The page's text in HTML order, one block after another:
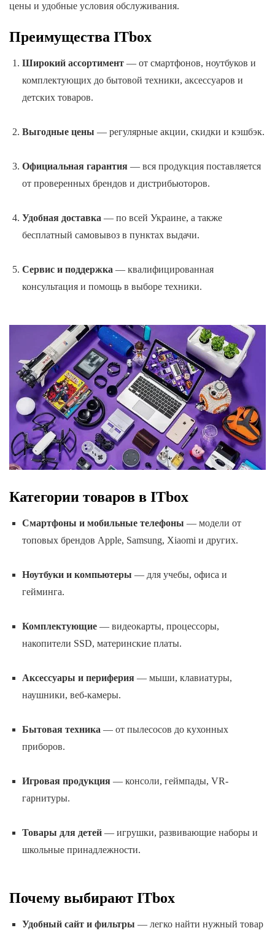
цены и удобные условия обслуживания.
Преимущества ITbox
Широкий ассортимент— от смартфонов, ноутбуков и
комплектующих до бытовой техники, аксессуаров и
детских товаров.
Выгодные цены — регулярные акции, скидки и кэшбэк.
Официальная гарантия— вся продукция поставляется
от проверенных брендов и дистрибьюторов.
Удобная доставка— по всей Украине, а также
бесплатный самовывоз в пунктах выдачи.
Сервис и поддержка— квалифицированная
консультация и помощь в выборе техники.
Категории товаров в ITbox
Смартфоны и мобильные телефоны — модели от
топовых брендов Apple, Samsung, Xiaomi и других.
Ноутбуки и компьютеры — для учебы, офиса и
гейминга.
Комплектующие— видеокарты, процессоры,
накопители SSD, материнские платы.
Аксессуары и периферия— мыши, клавиатуры,
наушники, веб-камеры.
Бытовая техника — от пылесосов до кухонных
приборов.
Игровая продукция— консоли, геймпады, VR-
гарнитуры.
Товары для детей— игрушки, развивающие наборы и
школьные принадлежности.
Почему выбирают ITbox
Удобный сайт и фильтры — легко найти нужный товар